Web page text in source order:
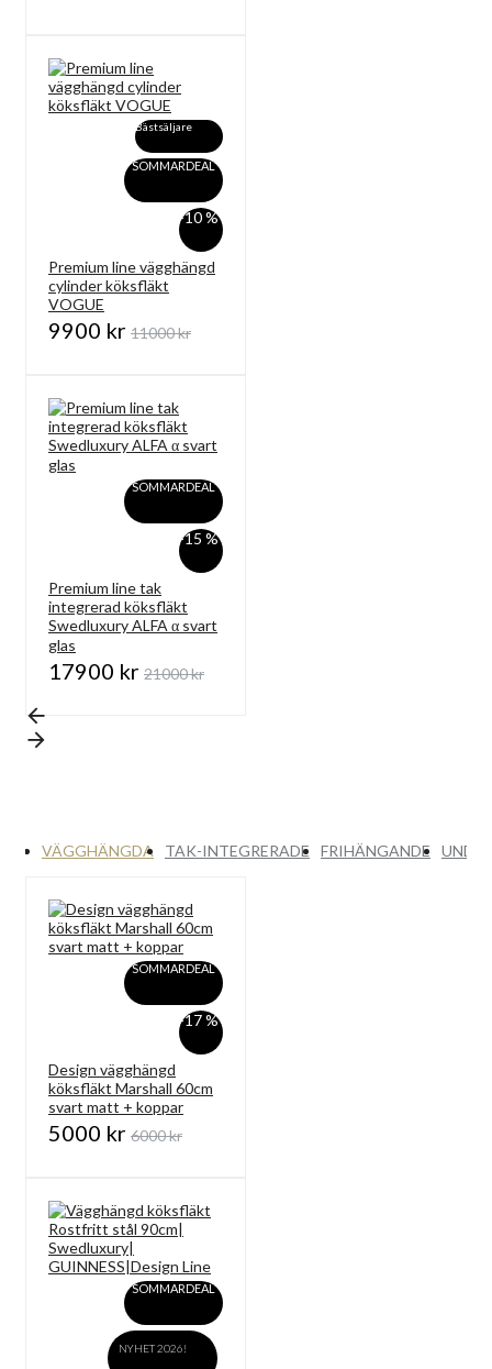
Bästsäljare
SOMMARDEAL
-10 %
Premium line vägghängd
cylinder köksfläkt
VOGUE
9900 kr 11000 kr
SOMMARDEAL
-15 %
Premium line tak
integrerad köksfläkt
Swedluxury ALFA α svart
glas
17900 kr 21000 kr
VÄGGHÄNGDA TAK-INTEGRERADE FRIHÄNGANDE
SOMMARDEAL
-17 %
Design vägghängd
köksfläkt Marshall 60cm
svart matt + koppar
5000 kr 6000 kr
SOMMARDEAL
NYHET 2026!